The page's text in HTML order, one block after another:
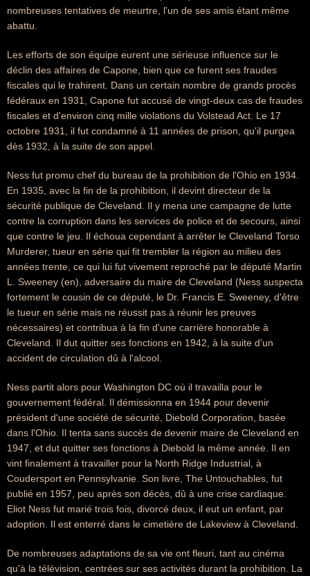
nombreuses tentatives de meurtre, l'un de ses amis étant même
abattu.
Les efforts de son équipe eurent une sérieuse influence sur le
déclin des affaires de Capone, bien que ce furent ses fraudes
fiscales qui le trahirent. Dans un certain nombre de grands procès
fédéraux en 1931, Capone fut accusé de vingt-deux cas de fraudes
fiscales et d'environ cinq mille violations du Volstead Act. Le 17
octobre 1931, il fut condamné à 11 années de prison, qu'il purgea
dès 1932, à la suite de son appel.
Ness fut promu chef du bureau de la prohibition de l'Ohio en 1934.
En 1935, avec la fin de la prohibition, il devint directeur de la
sécurité publique de Cleveland. Il y mena une campagne de lutte
contre la corruption dans les services de police et de secours, ainsi
que contre le jeu. Il échoua cependant à arrêter le Cleveland Torso
Murderer, tueur en série qui fit trembler la région au milieu des
années trente, ce qui lui fut vivement reproché par le député Martin
L. Sweeney (en), adversaire du maire de Cleveland (Ness suspecta
fortement le cousin de ce député, le Dr. Francis E. Sweeney, d'être
le tueur en série mais ne réussit pas à réunir les preuves
nécessaires) et contribua à la fin d'une carrière honorable à
Cleveland. Il dut quitter ses fonctions en 1942, à la suite d'un
accident de circulation dû à l'alcool.
Ness partit alors pour Washington DC où il travailla pour le
gouvernement fédéral. Il démissionna en 1944 pour devenir
président d'une société de sécurité, Diebold Corporation, basée
dans l'Ohio. Il tenta sans succès de devenir maire de Cleveland en
1947, et dut quitter ses fonctions à Diebold la même année. Il en
vint finalement à travailler pour la North Ridge Industrial, à
Coudersport en Pennsylvanie. Son livre, The Untouchables, fut
publié en 1957, peu après son décès, dû à une crise cardiaque.
Eliot Ness fut marié trois fois, divorcé deux, il eut un enfant, par
adoption. Il est enterré dans le cimetière de Lakeview à Cleveland.
De nombreuses adaptations de sa vie ont fleuri, tant au cinéma
qu'à la télévision, centrées sur ses activités durant la prohibition. La